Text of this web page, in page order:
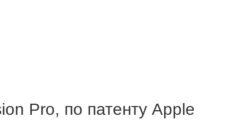
Pro, по патенту Apple